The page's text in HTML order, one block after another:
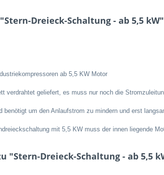
Dreieck-Schaltung - ab 5,5 kW"
ab 5,5 KW Motor
verdrahtet geliefert, es muss nur noch die
benötigt um den Anlaufstrom zu mindern und erst
mit 5,5 KW muss der innen liegende
"Stern-Dreieck-Schaltung - ab 5,5